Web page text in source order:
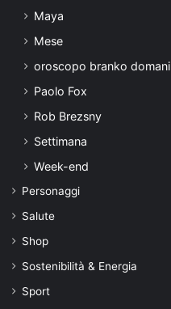
Maya
Mese
oroscopo branko domani
Paolo Fox
Rob Brezsny
Settimana
Week-end
Personaggi
Salute
Shop
Sostenibilità & Energia
Sport